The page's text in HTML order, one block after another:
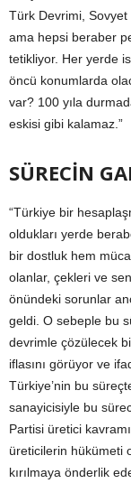
Türk Devrimi,
ama hepsi beraber
tetikliyor. Her yerde
öncü konumlarda
var? 100 yıla
eskisi gibi kalamaz.”
SÜRECİN
“Türkiye bir
oldukları yerde
bir dostluk hem
olanlar, çekleri ve
önündeki sorunlar
geldi. O sebeple bu
devrimle çözülecek
iflasını görüyor ve
Türkiye’nin bu
sanayicisiyle bu
Partisi üretici
üreticilerin hükümeti
kırılmaya önderlik